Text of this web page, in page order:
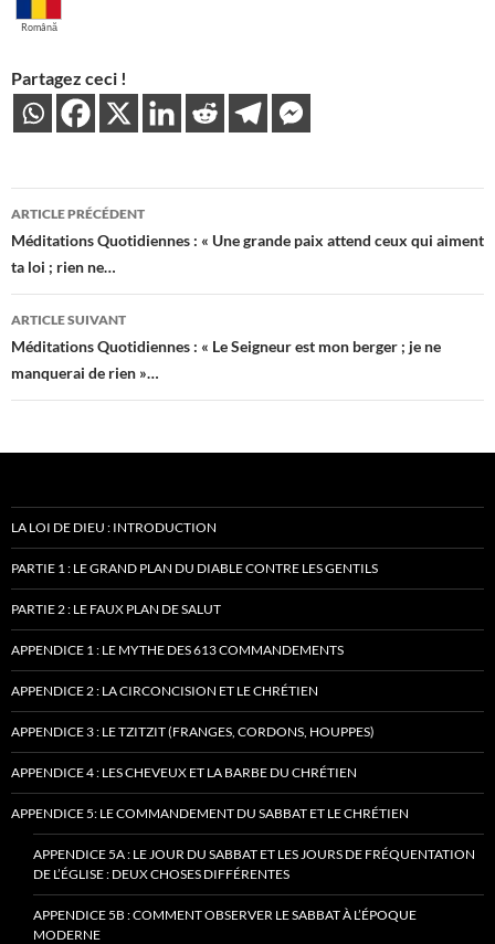
Română
Partagez ceci !
Navigation
des
articles
ARTICLE PRÉCÉDENT
Méditations Quotidiennes : « Une grande paix attend ceux qui aiment
ta loi ; rien ne…
ARTICLE SUIVANT
Méditations Quotidiennes : « Le Seigneur est mon berger ; je ne
manquerai de rien »…
LA LOI DE DIEU : INTRODUCTION
PARTIE 1 : LE GRAND PLAN DU DIABLE CONTRE LES GENTILS
PARTIE 2 : LE FAUX PLAN DE SALUT
APPENDICE 1 : LE MYTHE DES 613 COMMANDEMENTS
APPENDICE 2 : LA CIRCONCISION ET LE CHRÉTIEN
APPENDICE 3 : LE TZITZIT (FRANGES, CORDONS, HOUPPES)
APPENDICE 4 : LES CHEVEUX ET LA BARBE DU CHRÉTIEN
APPENDICE 5: LE COMMANDEMENT DU SABBAT ET LE CHRÉTIEN
APPENDICE 5A : LE JOUR DU SABBAT ET LES JOURS DE FRÉQUENTATION
DE L’ÉGLISE : DEUX CHOSES DIFFÉRENTES
APPENDICE 5B : COMMENT OBSERVER LE SABBAT À L’ÉPOQUE
MODERNE